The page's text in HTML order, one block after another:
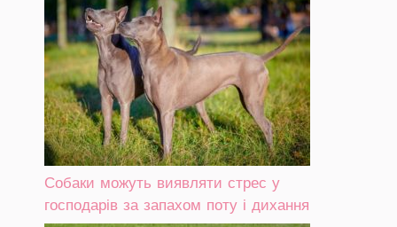
Собаки можуть виявляти стрес у
господарів за запахом поту і дихання